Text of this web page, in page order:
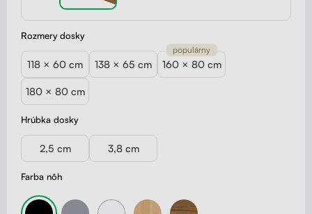
Farba nôh
Hrúbka dosky
2,5 cm 3,8 cm
Rozmery dosky
118 × 60 cm 138 × 65 cm 160 × 80 cm
populárny
180 × 80 cm